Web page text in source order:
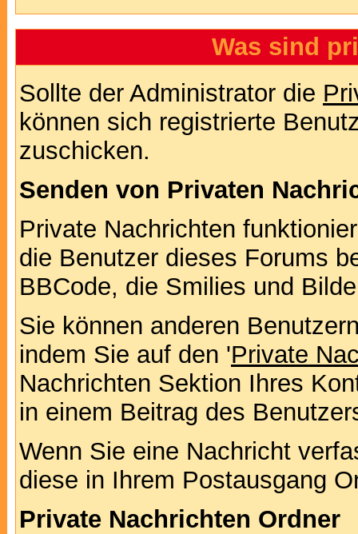
Was sind
Sollte der Administrator die
können sich registrierte
zuschicken.
Senden von Privaten
Private Nachrichten
die Benutzer dieses Forums
BBCode, die Smilies und
Sie können anderen
indem Sie auf den 'Private
Nachrichten Sektion Ihres
in einem Beitrag des
Wenn Sie eine Nachricht
diese in Ihrem Postausgang
Private Nachrichten Ordner